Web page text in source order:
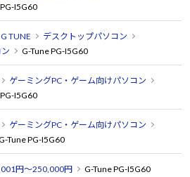
I5G60
G TUNE
デスクトップパソコン
G-Tune PG-I5G60
ゲーミングPC・ゲーム向けパソコン
I5G60
ゲーミングPC・ゲーム向けパソコン
Tune PG-I5G60
円～250,000円 G-Tune PG-I5G60